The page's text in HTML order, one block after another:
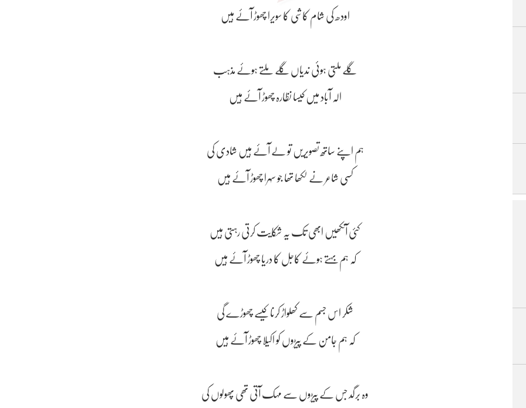
اودھ کی شام کاشی کا سویرا چھوڑ آئے ہیں
گلے ملتی ہوئی ندیاں گلے ملتے ہوئے مذہب
الہ آباد میں کیسا نظارہ چھوڑ آئے ہیں
ہم اپنے ساتھ تصویریں تو لے آئے ہیں شادی کی
کسی شاعر نے لکھا تھا جو سہرا چھوڑ آئے ہیں
کئی آنکھیں ابھی تک یہ شکایت کرتی رہتی ہیں
کہ ہم بہتے ہوئے کاجل کا دریا چھوڑ آئے ہیں
شکر اس جسم سے کھلواڑ کرنا کیسے چھوڑے گی
کہ ہم جامن کے پیڑوں کو اکیلا چھوڑ آئے ہیں
وہ برگد جس کے پیڑوں سے مہک آتی تھی پھولوں کی